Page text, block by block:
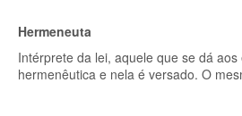
Hermeneuta
Intérprete da lei, aquele que se dá aos
hermenêutica e nela é versado. O